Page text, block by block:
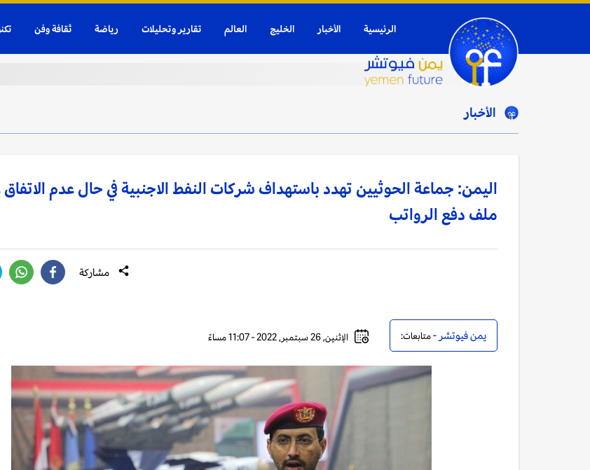
الرئيسية الأخبار الخليج العالم تقارير وتحليلات رياضة ثقافة وفن
الأخبار
اليمن: جماعة الحوثيين تهدد باستهداف شركات النفط الاجنبية في حال عدم
ملف دفع الرواتب
مشاركة
يمن فيوتشر -متابعات: الإثنين, 26 سبتمبر, 2022 - 11:07 مساءً